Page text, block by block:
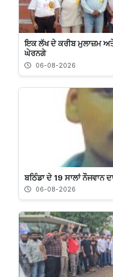
ਇਕ ਲੱਖ ਦੇ ਕਰੀਬ ਮੁਲਾਜ਼ਮ
ਘੇਰਨਗੇ
06-08-2026
ਬਠਿੰਡਾ ਦੇ 19 ਸਾਲਾਂ ਨੌਜਵਾਨ
06-08-2026